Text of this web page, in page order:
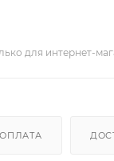
для интернет-
ОПЛАТА